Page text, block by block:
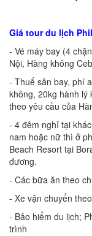
Giá tour du lịch
- Vé máy bay (4
Nội, Hàng không
- Thuế sân bay, phí
không, 20kg hành
theo yêu cầu của
- 4 đêm nghỉ tại
nam hoặc nữ thì ở
Beach Resort tại
đương.
- Các bữa ăn theo
- Xe vận chuyển
- Bảo hiểm du lịch;
trình